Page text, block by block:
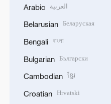
Arabic العربية
Belarusian Беларуская
Bengali বাংলা
Bulgarian Български
Cambodian ខ្មែរ
Croatian Hrvatski